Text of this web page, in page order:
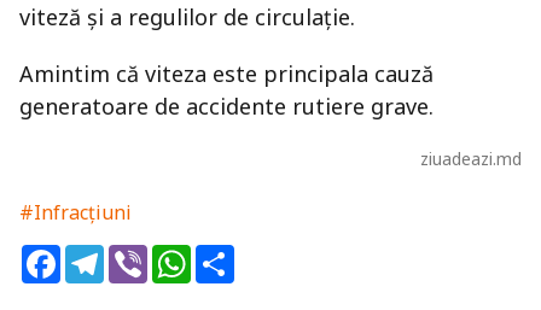
viteză și a regulilor de circulație.
Amintim că viteza este principala cauză
generatoare de accidente rutiere grave.
ziuadeazi.md
#Infracțiuni
FacebookTelegram
ViberWhatsApp